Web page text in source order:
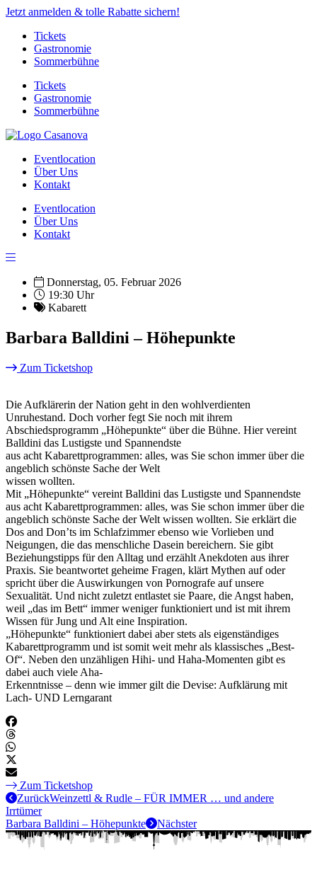
Jetzt anmelden & tolle Rabatte sichern!
Tickets
Gastronomie
Sommerbühne
Tickets
Gastronomie
Sommerbühne
Eventlocation
Über Uns
Kontakt
Eventlocation
Über Uns
Kontakt
Donnerstag, 05. Februar 2026
19:30 Uhr
Kabarett
Barbara Balldini – Höhepunkte
Zum Ticketshop
Die Aufklärerin der Nation geht in den wohlverdienten
Unruhestand. Doch vorher fegt Sie noch mit ihrem
Abschiedsprogramm „Höhepunkte“ über die Bühne. Hier vereint
Balldini das Lustigste und Spannendste
aus acht Kabarettprogrammen: alles, was Sie schon immer über die
angeblich schönste Sache der Welt
wissen wollten.
Mit „Höhepunkte“ vereint Balldini das Lustigste und Spannendste
aus acht Kabarettprogrammen: alles, was Sie schon immer über die
angeblich schönste Sache der Welt wissen wollten. Sie erklärt die
Dos and Don’ts im Schlafzimmer ebenso wie Vorlieben und
Neigungen, die das menschliche Dasein bereichern. Sie gibt
Beziehungstipps für den Alltag und erzählt Anekdoten aus ihrer
Praxis. Sie beantwortet geheime Fragen, klärt Mythen auf oder
spricht über die Auswirkungen von Pornografe auf unsere
Sexualität. Und nicht zuletzt entlastet sie Paare, die Angst haben,
weil „das im Bett“ immer weniger funktioniert und ist mit ihrem
Wissen für Jung und Alt eine Inspiration.
„Höhepunkte“ funktioniert dabei aber stets als eigenständiges
Kabarettprogramm und ist somit weit mehr als klassisches „Best-
Of“. Neben den unzähligen Hihi- und Haha-Momenten gibt es
dabei auch viele Aha-
Erkenntnisse – denn wie immer gilt die Devise: Aufklärung mit
Lach- UND Lerngarant
Zum Ticketshop
ZurückWeinzettl & Rudle – FÜR IMMER … und andere
Irrtümer
Barbara Balldini – Höhepunkte
Nächster